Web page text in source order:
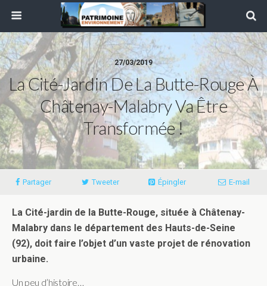
27/03/2019
La Cité-Jardin De La Butte-Rouge À
Châtenay-Malabry Va Être
Transformée !
Partager Tweeter Épingler E-mail
La Cité-jardin de la Butte-Rouge, située à Châtenay-
Malabry dans le département des Hauts-de-Seine
(92), doit faire l’objet d’un vaste projet de rénovation
urbaine.
Un peu d’histoire…